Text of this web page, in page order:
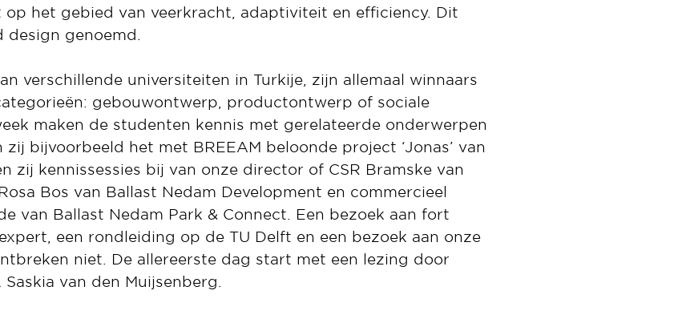
op het gebied van veerkracht, adaptiviteit en efficiency. Dit
genoemd.
verschillende universiteiten in Turkije, zijn allemaal winnaars
gebouwontwerp, productontwerp of sociale
maken de studenten kennis met gerelateerde onderwerpen
bijvoorbeeld het met BREEAM beloonde project ‘Jonas’ van
zij kennissessies bij van onze director of CSR Bramske van
Bos van Ballast Nedam Development en commercieel
van Ballast Nedam Park & Connect. Een bezoek aan fort
een rondleiding op de TU Delft en een bezoek aan onze
niet. De allereerste dag start met een lezing door
van den Muijsenberg.